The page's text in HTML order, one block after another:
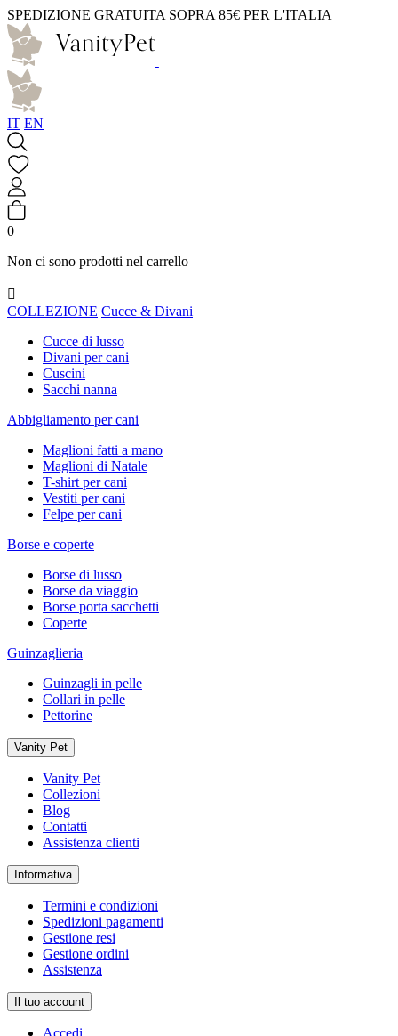
SPEDIZIONE GRATUITA SOPRA 85€ PER L'ITALIA
IT EN
0
Non ci sono prodotti nel carrello

COLLEZIONE Cucce & Divani
Cucce di lusso
Divani per cani
Cuscini
Sacchi nanna
Abbigliamento per cani
Maglioni fatti a mano
Maglioni di Natale
T-shirt per cani
Vestiti per cani
Felpe per cani
Borse e coperte
Borse di lusso
Borse da viaggio
Borse porta sacchetti
Coperte
Guinzaglieria
Guinzagli in pelle
Collari in pelle
Pettorine
Vanity Pet
Vanity Pet
Collezioni
Blog
Contatti
Assistenza clienti
Informativa
Termini e condizioni
Spedizioni pagamenti
Gestione resi
Gestione ordini
Assistenza
Il tuo account